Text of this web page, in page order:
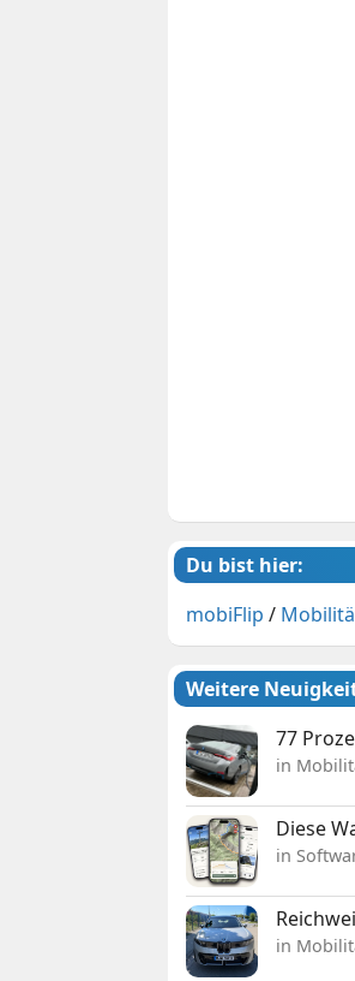
Du bist hier:
mobiFlip /
Weitere
77
in
Diese
in
in